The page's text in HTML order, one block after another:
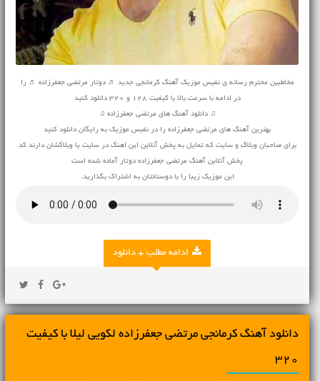
مخاطبین محترم رسانه ی نفیس موزیک آهنگ کرمانجی جدید ♬ دوتار مرتضی جعفرزاده ♬ را
در ادامه با سرعت بالا با کیفیت 128 و 320 دانلود کنید
♫ دانلود آهنگ های مرتضی جعفرزاده ♫
بهترین آهنگ های مرتضی جعفرزاده را در نفیس موزیک به رایگان دانلود کنید
برای صاحبان وبلاگ و سایت که تمایل به پخش آنلاین این اهنگ در سایت یا وبلاگشان دارند کد
پخش آنلاین آهنگ مرتضی جعفرزاده دوتار آماده شده است
این موزیک زیبا را با دوستانتان به اشتراک بگذارید.
ادامه مطلب + دانلود
دانلود آهنگ کرمانجی مرتضی جعفرزاده لکویی لیلا با کیفیت
320